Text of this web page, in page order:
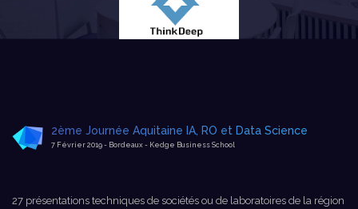
2ème Journée Aquitaine IA, RO et Data Science
7 Février 2019 - Bordeaux - Kedge Business School
27 présentations techniques de sociétés ou de laboratoires de la région